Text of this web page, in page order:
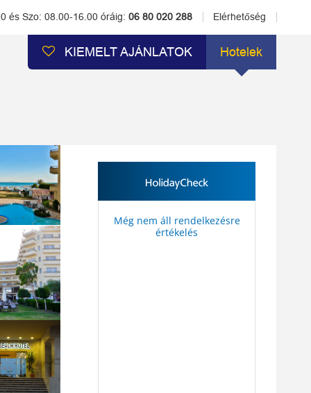
és Szo: 08.00-16.00 óráig: 06 80 020 288 Elérhetőség
KIEMELT AJÁNLATOK Hotelek
Még nem áll rendelkezésre
értékelés